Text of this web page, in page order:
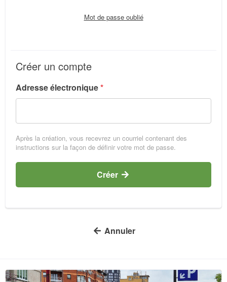
Mot de passe oublié
Créer un compte
Adresse électronique*
Après la création, vous recevrez un courriel contenant des
instructions sur la façon de définir votre mot de passe.
Créer
Annuler